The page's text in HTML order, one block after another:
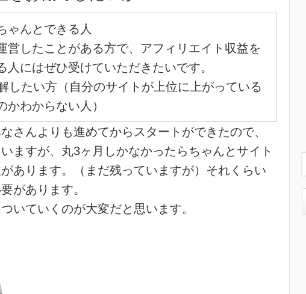
ゃんとできる人
営したことがある方で、アフィリエイト収益を
人にはぜひ受けていただきたいです。
したい方（自分のサイトが上位に上がっている
かわからない人）
さんよりも進めてからスタートができたので、
ますが、丸3ヶ月しかなかったらちゃんとサイト
あります。（まだ残っていますが）それくらい
があります。
いていくのが大変だと思います。